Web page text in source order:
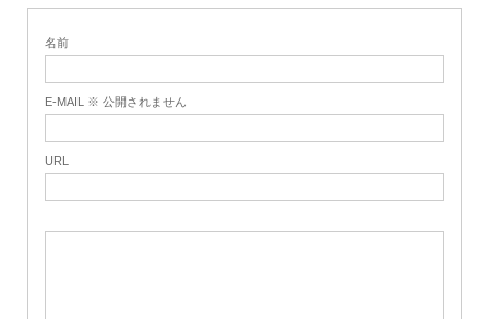
名前
E-MAIL ※ 公開されません
URL